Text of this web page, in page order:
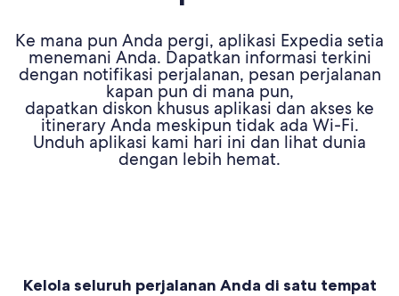
Ke mana pun Anda pergi, aplikasi Expedia setia
menemani Anda. Dapatkan informasi terkini
dengan notifikasi perjalanan, pesan perjalanan
kapan pun di mana pun,
dapatkan diskon khusus aplikasi dan akses ke
itinerary Anda meskipun tidak ada Wi-Fi.
Unduh aplikasi kami hari ini dan lihat dunia
dengan lebih hemat.
Kelola seluruh perjalanan Anda di satu tempat